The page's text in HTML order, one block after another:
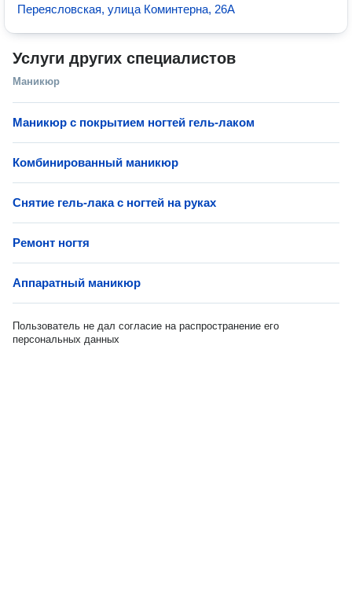
Переясловская, улица Коминтерна, 26А
Услуги других специалистов
Маникюр
Маникюр с покрытием ногтей гель-лаком
Комбинированный маникюр
Снятие гель-лака с ногтей на руках
Ремонт ногтя
Аппаратный маникюр
Пользователь не дал согласие на распространение его
персональных данных